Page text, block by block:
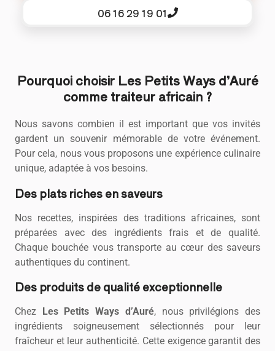
06 16 29 19 01
Pourquoi choisir Les Petits Ways d’Auré
comme traiteur africain ?
Nous savons combien il est important que vos invités
gardent un souvenir mémorable de votre événement.
Pour cela, nous vous proposons une expérience culinaire
unique, adaptée à vos besoins.
Des plats riches en saveurs
Nos recettes, inspirées des traditions africaines, sont
préparées avec des ingrédients frais et de qualité.
Chaque bouchée vous transporte au cœur des saveurs
authentiques du continent.
Des produits de qualité exceptionnelle
Chez Les Petits Ways d’Auré, nous privilégions des
ingrédients soigneusement sélectionnés pour leur
fraîcheur et leur authenticité. Cette exigence garantit des